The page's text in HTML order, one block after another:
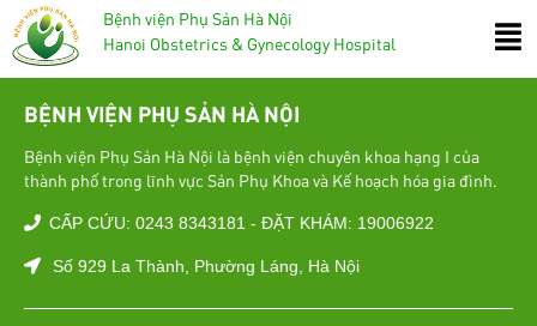
Bệnh viện Phụ Sản Hà Nội
Hanoi Obstetrics & Gynecology Hospital
BỆNH VIỆN PHỤ SẢN HÀ NỘI
Bệnh viện Phụ Sản Hà Nội là bệnh viện chuyên khoa hạng I của
thành phố trong lĩnh vực Sản Phụ Khoa và Kế hoạch hóa gia đình.
CẤP CỨU: 0243 8343181 - ĐẶT KHÁM: 19006922
Số 929 La Thành, Phường Láng, Hà Nội